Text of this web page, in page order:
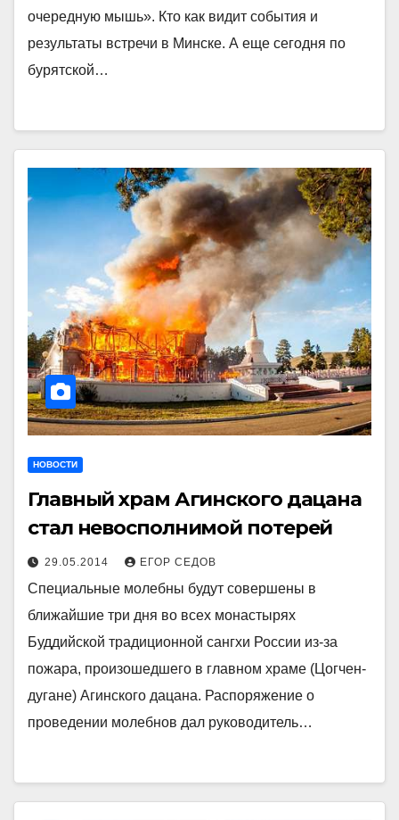
очередную мышь». Кто как видит события и
результаты встречи в Минске. А еще сегодня по
бурятской…
НОВОСТИ
Главный храм Агинского дацана
стал невосполнимой потерей
29.05.2014 ЕГОР СЕДОВ
Специальные молебны будут совершены в
ближайшие три дня во всех монастырях
Буддийской традиционной сангхи России из-за
пожара, произошедшего в главном храме (Цогчен-
дугане) Агинского дацана. Распоряжение о
проведении молебнов дал руководитель…